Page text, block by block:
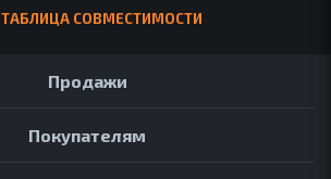
ТАБЛИЦА СОВМЕСТИМОСТИ
Продажи
Покупателям